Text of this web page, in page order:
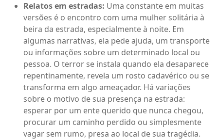
Relatos em estradas: Uma constante em muitas
versões é o encontro com uma mulher solitária à
beira da estrada, especialmente à noite. Em
algumas narrativas, ela pede ajuda, um transporte
ou informações sobre um determinado local ou
pessoa. O terror se instala quando ela desaparece
repentinamente, revela um rosto cadavérico ou se
transforma em algo ameaçador. Há variações
sobre o motivo de sua presença na estrada:
esperar por um ente querido que nunca chegou,
procurar um caminho perdido ou simplesmente
vagar sem rumo, presa ao local de sua tragédia.